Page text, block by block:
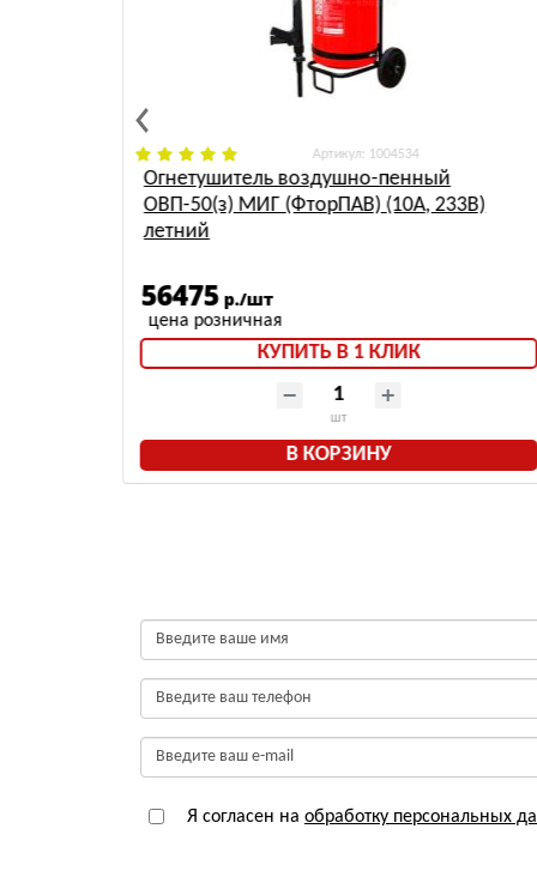
: 1004534
Огнетушитель воздушно-пенный
ОВП-50(з) МИГ (ФторПАВ) (10А, 233В)
летний
56475 р./шт
КУПИТЬ В 1 КЛИК
шт
В КОРЗИНУ
Я согласен на обработку персональных